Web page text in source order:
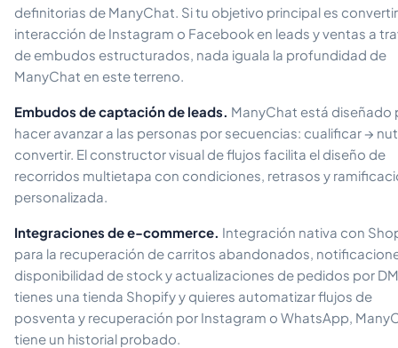
definitorias de ManyChat. Si tu objetivo principal es
interacción de Instagram o Facebook en leads y ventas a
de embudos estructurados, nada iguala la profundidad de
ManyChat en este terreno.
Embudos de captación de leads. ManyChat está diseñado
hacer avanzar a las personas por secuencias: cualificar →
convertir. El constructor visual de flujos facilita el diseño de
recorridos multietapa con condiciones, retrasos y
personalizada.
Integraciones de e-commerce. Integración nativa con
para la recuperación de carritos abandonados,
disponibilidad de stock y actualizaciones de pedidos por
tienes una tienda Shopify y quieres automatizar flujos de
posventa y recuperación por Instagram o WhatsApp,
tiene un historial probado.